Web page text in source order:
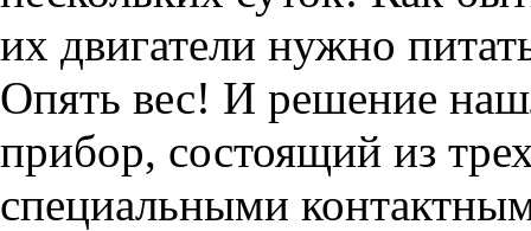
их двигатели нужно
Опять вес! И решение
прибор, состоящий из
специальными